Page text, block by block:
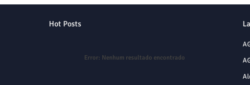
Hot Posts
Error: Nenhum resultado encontrado